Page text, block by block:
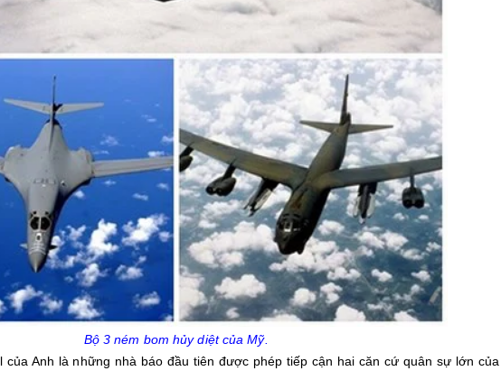
Bộ 3 ném bom hủy diệt của Mỹ.
của Anh là những nhà báo đầu tiên được phép tiếp cận hai căn cứ quân sự lớn